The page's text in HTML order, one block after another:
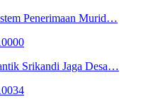
Penerimaan Murid…
Srikandi Jaga Desa…